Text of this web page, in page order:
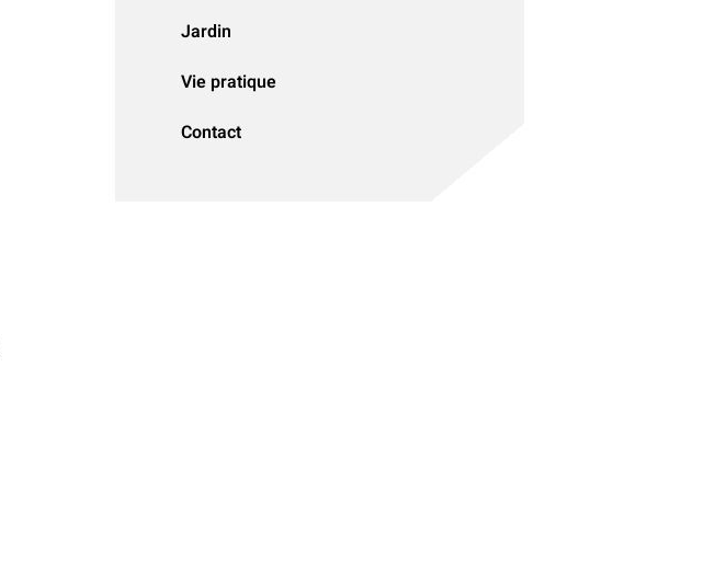
Jardin
Vie pratique
Contact